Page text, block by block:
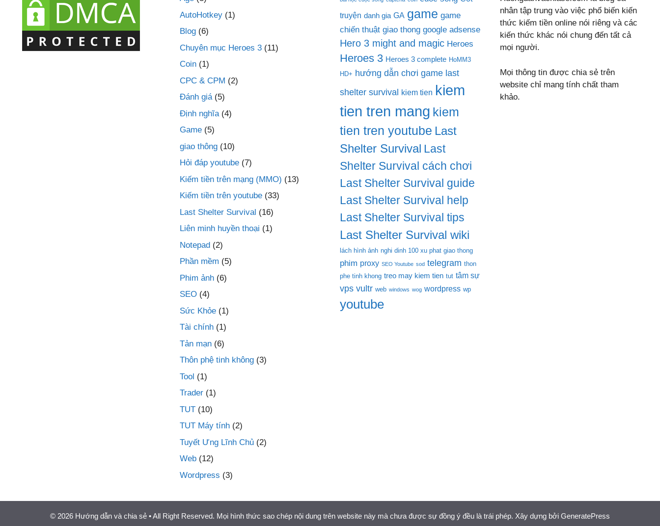
AutoHotkey (1)
Blog (6)
Chuyên mục Heroes 3 (11)
Coin (1)
CPC & CPM (2)
Đánh giá(5)
Định nghĩa (4)
Game (5)
giao thông (10)
Hỏi đáp youtube (7)
Kiếm tiền trên mạng (MMO) (13)
Kiếm tiền trên youtube (33)
Last Shelter Survival (16)
Liên minh huyền thoại (1)
Notepad (2)
Phần mềm (5)
Phim ảnh (6)
SEO (4)
Sức Khỏe (1)
Tài chính (1)
Tản mạn (6)
Thôn phệ tinh không (3)
Tool (1)
Trader (1)
TUT (10)
TUT Máy tính (2)
Tuyết Ưng Lĩnh Chủ (2)
Web (12)
Wordpress (3)
truyện danh gia GA game game
chiến thuật giao thong google adsense
Hero 3 might and magic Heroes
Heroes 3 Heroes 3 complete HoMM3
HD+ hướng dẫn chơi game last
shelter survival kiem tien kiem
tien tren mang kiem
tien tren youtube Last
Shelter Survival Last
Shelter Survival cách chơi
Last Shelter Survival guide
Last Shelter Survival help
Last Shelter Survival tips
Last Shelter Survival wiki
lách hình ảnh nghi dinh 100 xu phat giao thong
phim proxy SEO Youtube sod telegram thon
phe tinh khong treo may kiem tien tut tâm sự
vps vultr web windows wog wordpress wp
youtube
nhân tập trung vào việc phổ biến kiến
thức kiếm tiền online nói riêng và các
kiến thức khác nói chung đến tất cả
mọi người.
Mọi thông tin được chia sẻ trên
website chỉ mang tính chất tham
khảo.
© 2026 Hướng dẫn và chia sẻ • All Right Reserved. Mọi hình thức sao chép nội dung trên website này mà chưa được sự đồng ý đều là trái phép. Xây dựng bởi GeneratePress